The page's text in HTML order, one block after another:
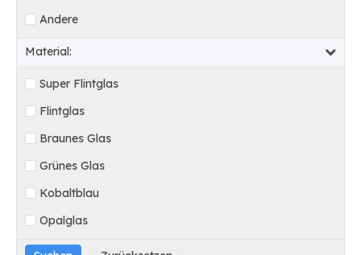
Andere
Material:
Super Flintglas
Flintglas
Braunes Glas
Grünes Glas
Kobaltblau
Opalglas